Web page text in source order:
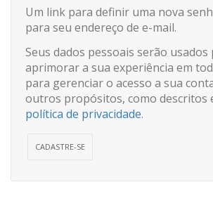
Um link para definir uma nova
para seu endereço de e-mail.
Seus dados pessoais serão usados
aprimorar a sua experiência em
para gerenciar o acesso a sua
outros propósitos, como descritos
política de privacidade.
CADASTRE-SE